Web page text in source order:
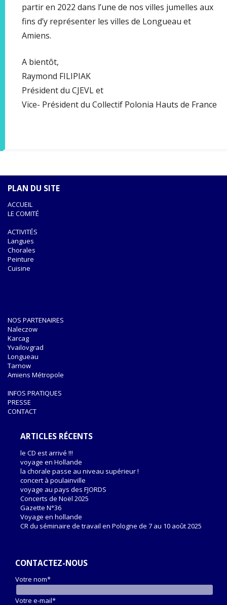
partir en 2022 dans l’une de nos villes jumelles aux
fins d’y représenter les villes de Longueau et
Amiens.
A bientôt,
Raymond FILIPIAK
Président du CJEVL et
Vice- Président du Collectif Polonia Hauts de France
PLAN DU SITE
ACCUEIL
LE COMITÉ
ACTIVITÉS
Langues
Chorales
Peinture
Cuisine
NOS PARTENAIRES
Naleczow
Karcag
Yvailovgrad
Longueau
Tarnow
Amiens Métropole
INFOS PRATIQUES
PRESSE
CONTACT
ARTICLES RÉCENTS
le CD est arrivé !!!
voyage en Hollande
la chorale passe au niveau supérieur !
concert à poulainville
voyage au pays des FJORDS
Concerts de Noël 2025
Gazette N°36
Voyage en hollande
CR du séminaire de travail en Pologne de 7 au 10 août 2025
CONTACTEZ-NOUS
Votre nom*
Votre e-mail*